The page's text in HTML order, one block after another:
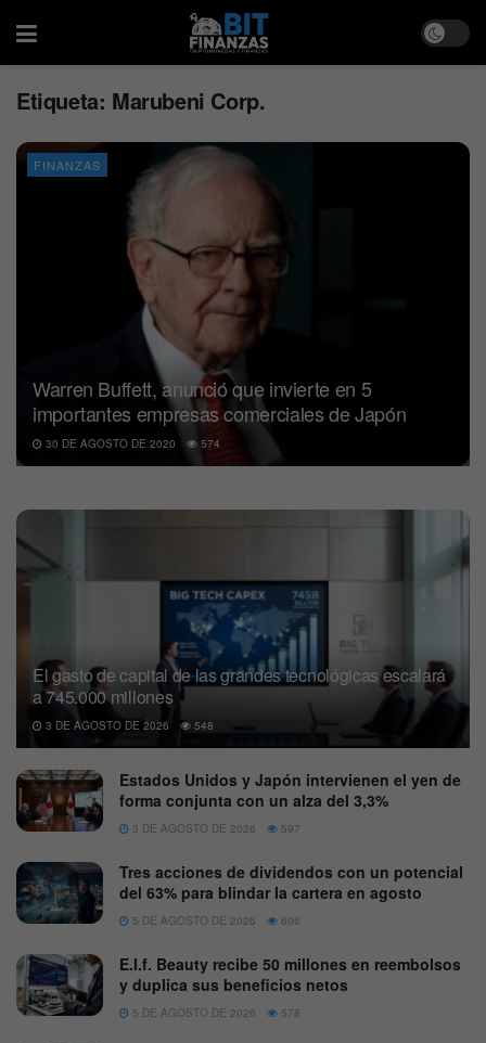
Etiqueta: Marubeni Corp.
FINANZAS
Warren Buffett, anunció que invierte en 5
importantes empresas comerciales de Japón
30 DE AGOSTO DE 2020 574
El gasto de capital de las grandes tecnológicas escalará
a 745.000 millones
3 DE AGOSTO DE 2026 548
Estados Unidos y Japón intervienen el yen de
forma conjunta con un alza del 3,3%
3 DE AGOSTO DE 2026 597
Tres acciones de dividendos con un potencial
del 63% para blindar la cartera en agosto
5 DE AGOSTO DE 2026 606
E.l.f. Beauty recibe 50 millones en reembolsos
y duplica sus beneficios netos
5 DE AGOSTO DE 2026 578